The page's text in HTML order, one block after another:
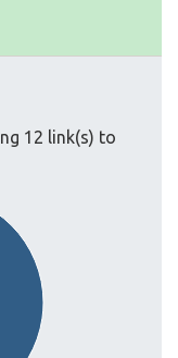
12 link(s) to